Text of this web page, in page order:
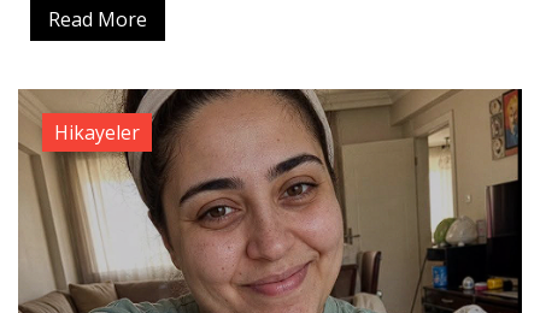
Read More
Hikayeler